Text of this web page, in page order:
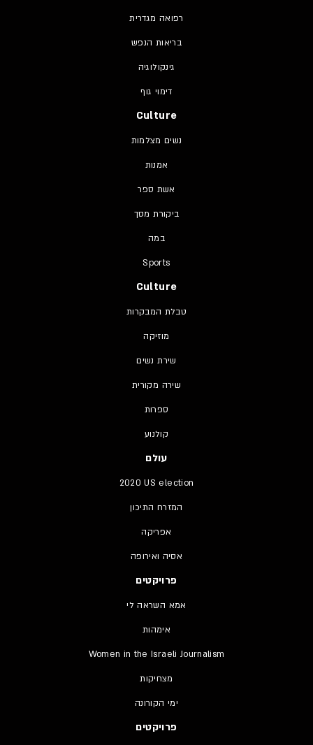
רפואה מגדרית
בריאות הנפש
גינקולוגיה
דימוי גוף
Culture
נשים מצלמות
אמנות
אשת ספר
ביקורת מסך
במה
Sports
Culture
טבלת המבקרות
מוזיקה
שירת נשים
שירה מקורית
ספרות
קולנוע
עולם
2020 US election
המזרח התיכון
אפריקה
אסיה ואירופה
פרויקטים
אמא השראה לי
אימהות
Women in the Israeli Journalism
מצחיקות
ימי הקורונה
פרויקטים